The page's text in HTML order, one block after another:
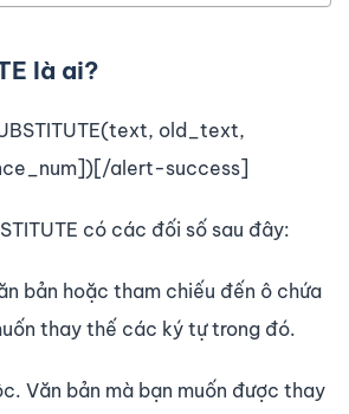
là ai?
old_text,
alert-success]
có các đối số sau đây:
bản hoặc tham chiếu đến ô chứa
thay thế các ký tự trong đó.
Văn bản mà bạn muốn được thay